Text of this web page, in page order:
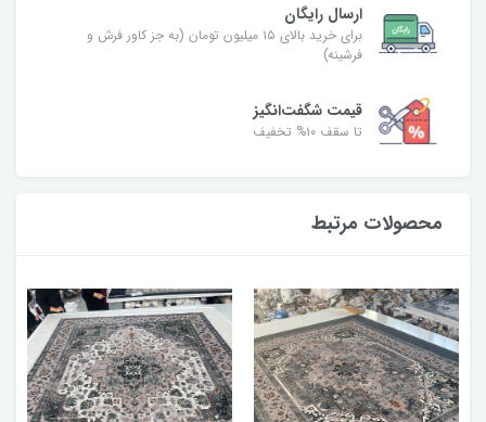
ارسال رایگان
برای خرید بالای ۱۵ میلیون تومان (به جز کاور فرش و
فرشینه)
قیمت شگفت‌انگیز
تا سقف ۱۰% تخفیف
محصولات مرتبط